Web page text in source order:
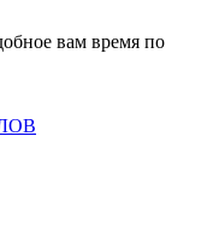
вам время по